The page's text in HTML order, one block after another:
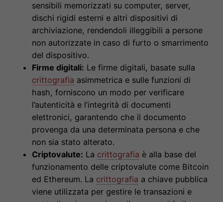
sensibili memorizzati su computer, server,
dischi rigidi esterni e altri dispositivi di
archiviazione, rendendoli illeggibili a persone
non autorizzate in caso di furto o smarrimento
del dispositivo.
Firme digitali: Le firme digitali, basate sulla
crittografia asimmetrica e sulle funzioni di
hash, forniscono un modo per verificare
l’autenticità e l’integrità di documenti
elettronici, garantendo che il documento
provenga da una determinata persona e che
non sia stato alterato.
Criptovalute: La crittografia è alla base del
funzionamento delle criptovalute come Bitcoin
ed Ethereum. La crittografia a chiave pubblica
viene utilizzata per gestire le transazioni e